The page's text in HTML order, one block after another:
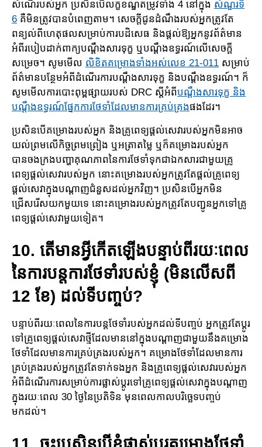
សំណើរបស់អ្នក ប្រសិនបើ​លក្ខ​ខណ្ឌ​តម្រូវ​ទាំង 4 នៅ​ក្នុង សំណួរ​ទី​
6 គឺមិនត្រូវបានបំពេញតាម។ សេចក្តីជូនដំណឹងរបស់អ្នកត្រូវតែ​
ពន្យល់​ពីហេ​តុ​ផល​សម្រា​ប់ការបដិសេធ និងផ្ដល់ឱ្យអ្នកនូវព័ត៌មាន
អំពីរបៀបដាក់ពាក្យបណ្ដឹង​សារទុក្ខ ឬបណ្តឹង​ឧទ្ធរណ៍​លើ​​សេចក្ដី
សម្រេច។ សូមមើល លិខិតគម្រោងទាំងអស់លេខ 21-011 សម្រាប់​
ព័ត៌​មាន​​បន្ថែម​អំពី​ដំណើរ​ការ​​បណ្ដឹងសារទុក្ខ និងបណ្តឹងឧទ្ធរណ៍។ ក៏
សូមមើលការបោះពុម្ពផ្សាយរបស់ DRC ស្ដីអំពី​បណ្តឹង​សារ​ទុក្ខ​ និង
បណ្តឹងឧទ្ធរណ៍ផ្នែកការថែទាំដែលមានការ​គ្រប់គ្រងផងដែរ។
ប្រសិនបើគម្រោងរបស់អ្នក និងគ្រូពេទ្យផ្តល់សេវារបស់អ្នកមិនអាច
យល់ព្រមលើកិច្ចព្រមព្រៀង ឬ​អត្រា​តម្លៃ​ ឬក៏គម្រោង​របស់អ្នក​
បានចងក្រងបញ្ហាគុណភាពនៃការថែទាំទុកជាឯកសារជា​មួយ​គ្រូ
ពេទ្យ​ផ្តល់​សេ​វា​​របស់អ្នក នោះគម្រោង​របស់អ្នកត្រូវតែផ្តល់​គ្រូ​ពេទ្យ
ផ្ដល់សេវាក្នុងបណ្តាញជំនួសដល់អ្នកវិញ។ ប្រ​សិន​​បើអ្នកមិន
ជ្រើសរើសយកមួយទេ នោះគម្រោង​របស់អ្នកត្រូវ​តែ​បញ្ជូនអ្នក​ទៅគ្រូ
ពេទ្យផ្ដល់​សេវា​មួយ​ទៀត​។
10. តើមានអ្វីកើតឡើងបន្ទាប់ពីរយៈពេល
នៃការបន្ត​ការថែទាំរបស់ខ្ញុំ (មិន​លើសពី
12 ខែ) ដល់ទីបញ្ចប់?
បន្ទាប់ពីរយៈពេលនៃការបន្តថែទាំរបស់អ្នកដល់ទីបញ្ចប់ អ្នកត្រូវ​តែ​ប្តូរ​
ទៅគ្រូពេទ្យផ្តល់សេវាថ្មី​ដែលមា​ន​នៅ​ក្នុង​បណ្តាញជាមួយនឹងគម្រោង​
ថែទាំដែលមានការគ្រប់គ្រងរបស់អ្នក។ គម្រោង​ថែទាំដែលមានការ​
គ្រប់​គ្រង​របស់អ្នកត្រូវតែទាក់ទងអ្នក និងគ្រូពេទ្យ​ផ្តល់​សេវារបស់អ្នក
អំពីដំណើរការ​សម្រាប់​ការ​ផ្លាស់​ប្តូរ​ទៅ​គ្រូពេ​ទ្យ​ផ្តល់សេវាក្នុងបណ្តាញ
ក្នុងរយៈពេល 30 ថ្ងៃនៃប្រតិទិន មុនពេលកាលបរិច្ឆេទបញ្ចប់
មកដល់។